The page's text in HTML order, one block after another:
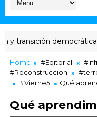
democrática
Home #Editorial
#Reconstruccion
#Vierne5
Qué
Qué